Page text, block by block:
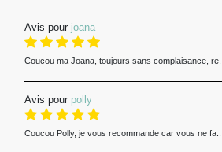
Avis pour joana
Coucou ma Joana, toujours sans complaisance, re...
Avis pour polly
Coucou Polly, je vous recommande car vous ne fa...